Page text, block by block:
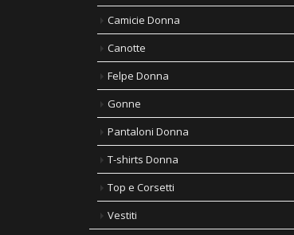
Camicie Donna
Canotte
Felpe Donna
Gonne
Pantaloni Donna
T-shirts Donna
Top e Corsetti
Vestiti